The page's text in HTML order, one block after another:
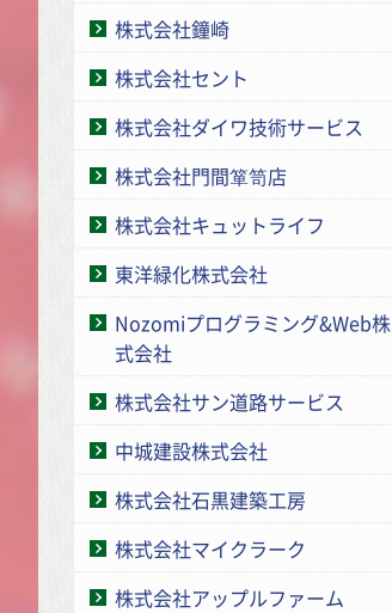
株式会社鐘崎
株式会社セント
株式会社ダイワ技術サービス
株式会社門間箪笥店
株式会社キュットライフ
東洋緑化株式会社
Nozomiプログラミング&Web株
式会社
株式会社サン道路サービス
中城建設株式会社
株式会社石黒建築工房
株式会社マイクラーク
株式会社アップルファーム